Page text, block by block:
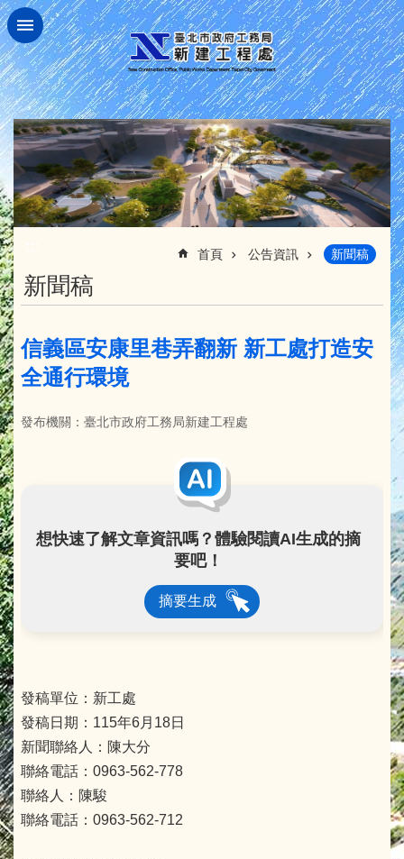
跳到主要內容區塊
首頁 公告資訊 新聞稿
新聞稿
信義區安康里巷弄翻新 新工處打造安
全通行環境
發布機關：臺北市政府工務局新建工程處
想快速了解文章資訊嗎？體驗閱讀AI生成的摘
要吧！
摘要生成
發稿單位：新工處
發稿日期：115年6月18日
新聞聯絡人：陳大分
聯絡電話：0963-562-778
聯絡人：陳駿
聯絡電話：0963-562-712